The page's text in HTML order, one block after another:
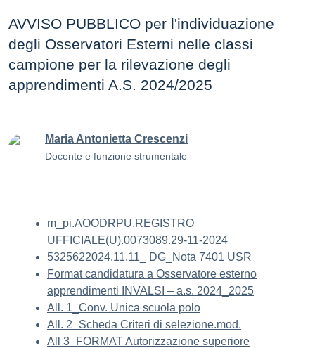
AVVISO PUBBLICO per l'individuazione
degli Osservatori Esterni nelle classi
campione per la rilevazione degli
apprendimenti A.S. 2024/2025
Maria Antonietta Crescenzi
Docente e funzione strumentale
m_pi.AOODRPU.REGISTRO
UFFICIALE(U).0073089.29-11-2024
5325622024.11.11_ DG_Nota 7401 USR
Format candidatura a Osservatore esterno
apprendimenti INVALSI – a.s. 2024_2025
All. 1_Conv. Unica scuola polo
All. 2_Scheda Criteri di selezione.mod.
All 3_FORMAT Autorizzazione superiore